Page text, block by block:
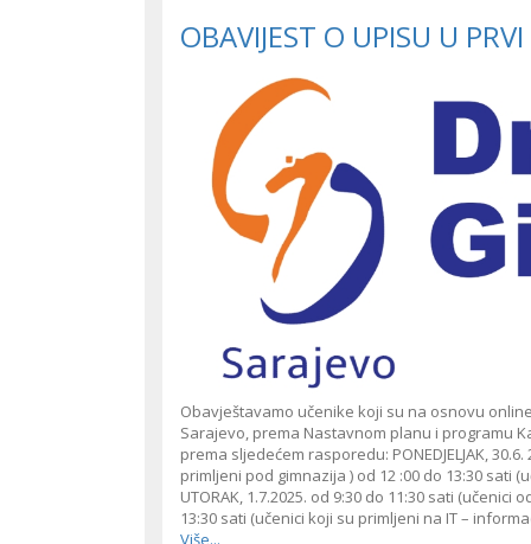
OBAVIJEST O UPISU U
Obavještavamo učenike koji su na osnovu
Sarajevo, prema Nastavnom planu i programu
prema sljedećem rasporedu: PONEDJELJAK,
primljeni pod gimnazija ) od 12 :00 do 13:30 sati
UTORAK, 1.7.2025. od 9:30 do 11:30 sati
13:30 sati (učenici koji su primljeni na IT –
Više...